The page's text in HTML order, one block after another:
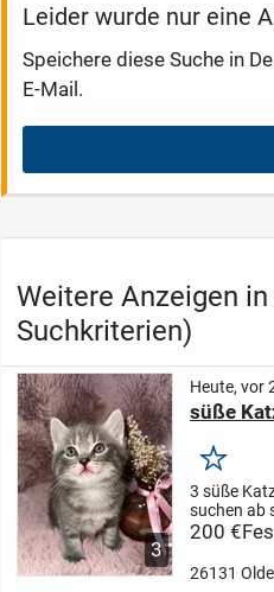
Leider wurde nur eine
Speichere diese Suche in
E-Mail.
Weitere Anzeigen
Suchkriterien)
3
Heute, vor
süße
Merken
3 süße
suchen ab
wurden
200 €
26131